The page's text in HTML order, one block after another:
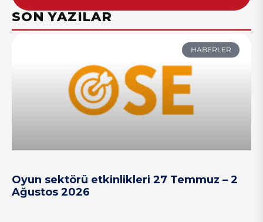
SON YAZILAR
HABERLER
Oyun sektörü etkinlikleri 27 Temmuz – 2
Ağustos 2026